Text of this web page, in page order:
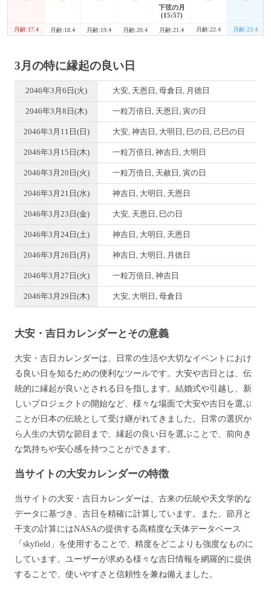
月齢:17.4 月齢:18.4 月齢:19.4 月齢:20.4
下弦の月
(15:57)
月齢:21.4 月齢:22.4 月齢:23.4
3月の特に縁起の良い日
2046年3月6日(火) 大安, 天恩日, 母倉日, 月徳日
2046年3月8日(木) 一粒万倍日, 天恩日, 寅の日
2046年3月11日(日) 大安, 神吉日, 大明日, 巳の日, 己巳の日
2046年3月15日(木) 一粒万倍日, 神吉日, 大明日
2046年3月20日(火) 一粒万倍日, 天赦日, 寅の日
2046年3月21日(水) 神吉日, 大明日, 天恩日
2046年3月23日(金) 大安, 天恩日, 巳の日
2046年3月24日(土) 神吉日, 大明日, 天恩日
2046年3月26日(月) 神吉日, 大明日, 月徳日
2046年3月27日(火) 一粒万倍日, 神吉日
2046年3月29日(木) 大安, 大明日, 母倉日
大安・吉日カレンダーとその意義
大安・吉日カレンダーは、日常の生活や大切なイベントにおけ
る良い日を知るための便利なツールです。大安や吉日とは、伝
統的に縁起が良いとされる日を指します。結婚式や引越し、新
しいプロジェクトの開始など、様々な場面で大安や吉日を選ぶ
ことが日本の伝統として受け継がれてきました。日常の選択か
ら人生の大切な節目まで、縁起の良い日を選ぶことで、前向き
な気持ちや安心感を持つことができます。
当サイトの大安カレンダーの特徴
当サイトの大安・吉日カレンダーは、古来の伝統や天文学的な
データに基づき、吉日を精確に計算しています。また、節月と
干支の計算にはNASAの提供する高精度な天体データベース
「skyfield」を使用することで、精度をどこよりも強度なものに
しています。ユーザーが求める様々な吉日情報を網羅的に提供
することで、使いやすさと信頼性を兼ね備えました。